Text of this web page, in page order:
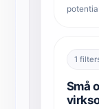
1
Små